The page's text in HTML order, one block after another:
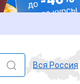
Вся Россия